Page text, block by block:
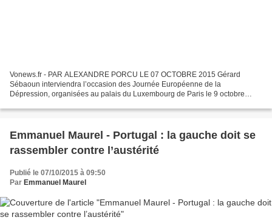
Vonews.fr - PAR ALEXANDRE PORCU LE 07 OCTOBRE 2015 Gérard
Sébaoun interviendra l’occasion des Journée Européenne de la
Dépression, organisées au palais du Luxembourg de Paris le 9 octobre
Emmanuel Maurel - Portugal : la gauche doit se
rassembler contre l’austérité
Publié le 07/10/2015 à 09:50
Par Emmanuel Maurel